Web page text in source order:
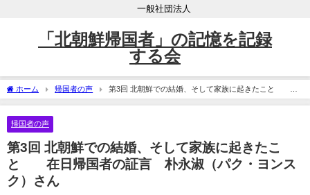
一般社団法人
「北朝鮮帰国者」の記憶を記録
する会
ホーム 帰国者の声
第3回 北朝鮮での結婚、そして家族に起きたこと 在
日帰国者の証言 朴永淑（パク・ヨンスク）さん
帰国者の声
第3回 北朝鮮での結婚、そして家族に起きたこ
と 在日帰国者の証言 朴永淑（パク・ヨンス
ク）さん